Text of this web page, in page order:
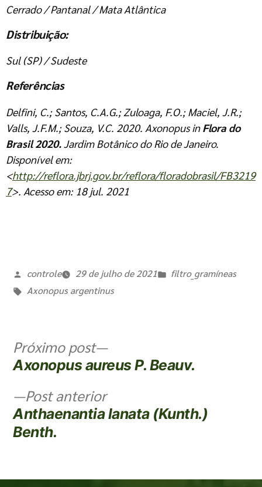
Cerrado / Pantanal / Mata Atlântica
Distribuição:
Sul (SP) / Sudeste
Referências
Delfini, C.; Santos, C.A.G.; Zuloaga, F.O.; Maciel, J.R.;
Valls, J.F.M.; Souza, V.C. 2020. Axonopus in Flora do
Brasil 2020.Jardim Botânico do Rio de Janeiro.
Disponível em:
<http://reflora.jbrj.gov.br/reflora/floradobrasil/FB3219
7>. Acesso em: 18 jul. 2021
controle 29 de julho de 2021
filtro_gramíneas
Axonopus argentinus
Post anterior
Anthaenantia lanata (Kunth.)
Benth.
Próximo post
Axonopus aureus P. Beauv.